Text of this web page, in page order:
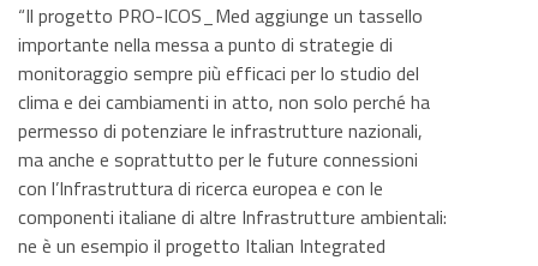
“Il progetto PRO-ICOS_Med aggiunge un tassello
importante nella messa a punto di strategie di
monitoraggio sempre più efficaci per lo studio del
clima e dei cambiamenti in atto, non solo perché ha
permesso di potenziare le infrastrutture nazionali,
ma anche e soprattutto per le future connessioni
con l’Infrastruttura di ricerca europea e con le
componenti italiane di altre Infrastrutture ambientali:
ne è un esempio il progetto Italian Integrated